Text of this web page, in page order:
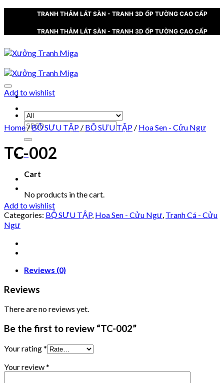
TRANH THẢM LÁT SÀN - TRANH 3D ỐP TƯỜNG CAO CẤP
TRANH THẢM LÁT SÀN - TRANH 3D ỐP TƯỜNG CAO CẤP
Search
for:
0
Cart
No products in the cart.
Add to wishlist
Home/BỘ SƯU TẬP / BỘ SƯU TẬP / Hoa Sen - Cửu Ngư
TC-002
Add to wishlist
Categories: BỘ SƯU TẬP, Hoa Sen - Cửu Ngư, Tranh Cá - Cửu
Ngư
Reviews (0)
Reviews
There are no reviews yet.
Be the first to review “TC-002”
Your rating*
Your review*